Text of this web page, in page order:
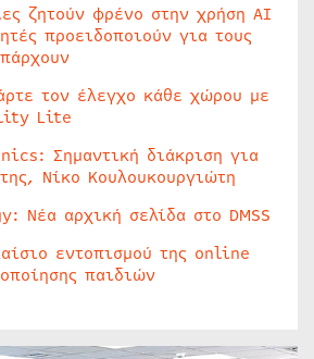
ζητούν φρένο στην χρήση AI
προειδοποιούν για τους
τον έλεγχο κάθε χώρου με
Lite
Σημαντική διάκριση για
Νίκο Κουλουκουργιώτη
Νέα αρχική σελίδα στο DMSS
εντοπισμού της online
παιδιών